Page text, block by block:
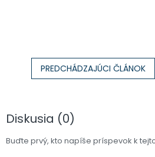
PREDCHÁDZAJÚCI ČLÁNOK
Diskusia (0)
Buďte prvý, kto napíše príspevok k